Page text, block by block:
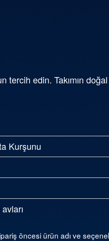
tercih edin. Takımın
Kurşunu
öncesi ürün adı ve